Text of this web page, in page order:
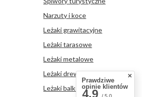
Narzuty i koce
Leżaki grawitacyjne
Leżaki tarasowe
Leżaki metalowe
Leżaki drewniane
Leżaki balkonowe
Prawdziwe
opinie klientów
4.9